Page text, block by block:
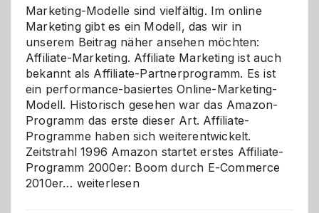
Marketing-Modelle sind vielfältig. Im online
Marketing gibt es ein Modell, das wir in
unserem Beitrag näher ansehen möchten:
Affiliate-Marketing. Affiliate Marketing ist auch
bekannt als Affiliate-Partnerprogramm. Es ist
ein performance-basiertes Online-Marketing-
Modell. Historisch gesehen war das Amazon-
Programm das erste dieser Art. Affiliate-
Programme haben sich weiterentwickelt.
Zeitstrahl 1996 Amazon startet erstes Affiliate-
Programm 2000er: Boom durch E-Commerce
2010er… Affiliate-
weiterlesen